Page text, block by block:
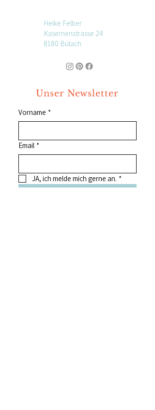
Heike Felber
Kasernenstrasse 24
8180 Bülach
Unser Newsletter
Vorname *
Email *
JA, ich melde mich gerne an. *